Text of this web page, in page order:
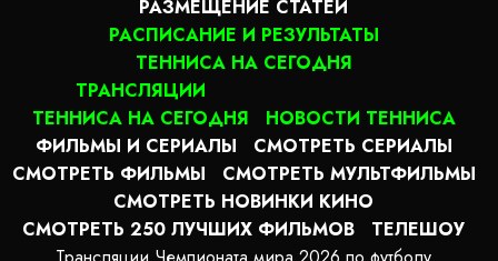
РАЗМЕЩЕНИЕ СТАТЕЙ
РАСПИСАНИЕ И РЕЗУЛЬТАТЫ
ТЕННИСА НА СЕГОДНЯ
ТРАНСЛЯЦИИ
ТЕННИСА НА СЕГОДНЯ
НОВОСТИ ТЕННИСА
ФИЛЬМЫ И СЕРИАЛЫ
СМОТРЕТЬ СЕРИАЛЫ
СМОТРЕТЬ ФИЛЬМЫ
СМОТРЕТЬ МУЛЬТФИЛЬМЫ
СМОТРЕТЬ НОВИНКИ КИНО
СМОТРЕТЬ 250 ЛУЧШИХ ФИЛЬМОВ
ТЕЛЕШОУ